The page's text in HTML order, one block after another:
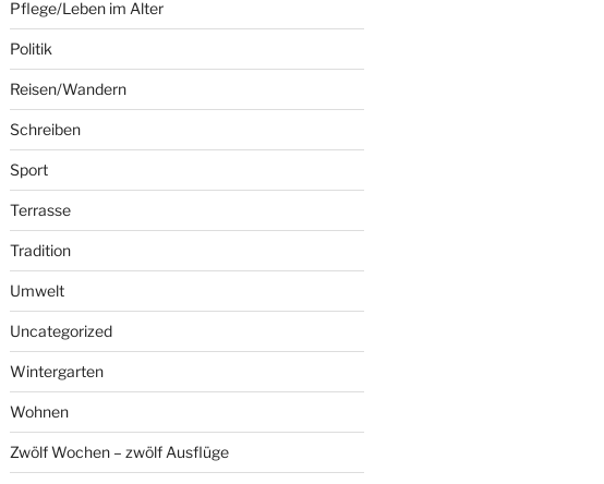
Pflege/Leben im Alter
Politik
Reisen/Wandern
Schreiben
Sport
Terrasse
Tradition
Umwelt
Uncategorized
Wintergarten
Wohnen
Zwölf Wochen – zwölf Ausflüge